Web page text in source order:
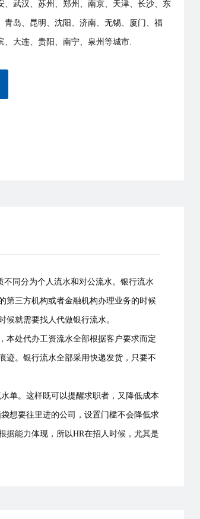
、武汉、苏州、郑州、南京、天津、长沙、东
青岛、昆明、沈阳、济南、无锡、厦门、福
、大连、贵阳、南宁、泉州等城市.
同分为个人流水和对公流水。银行流水
第三方机构或者金融机构办理业务的时候
就需要找人代做银行流水。
本处代办工资流水全部根据客户要求而定
迹。银行流水全部采用快递发货，只要不
单。这样既可以提醒求职者，又降低成本
想要往里进的公司，设置门槛不会降低求
据能力体现，所以HR在招人时候，尤其是